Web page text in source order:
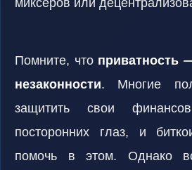
миксеров или
Помните, что приватность
незаконности. Многие
защитить свои
посторонних глаз, и
помочь в этом. Однако